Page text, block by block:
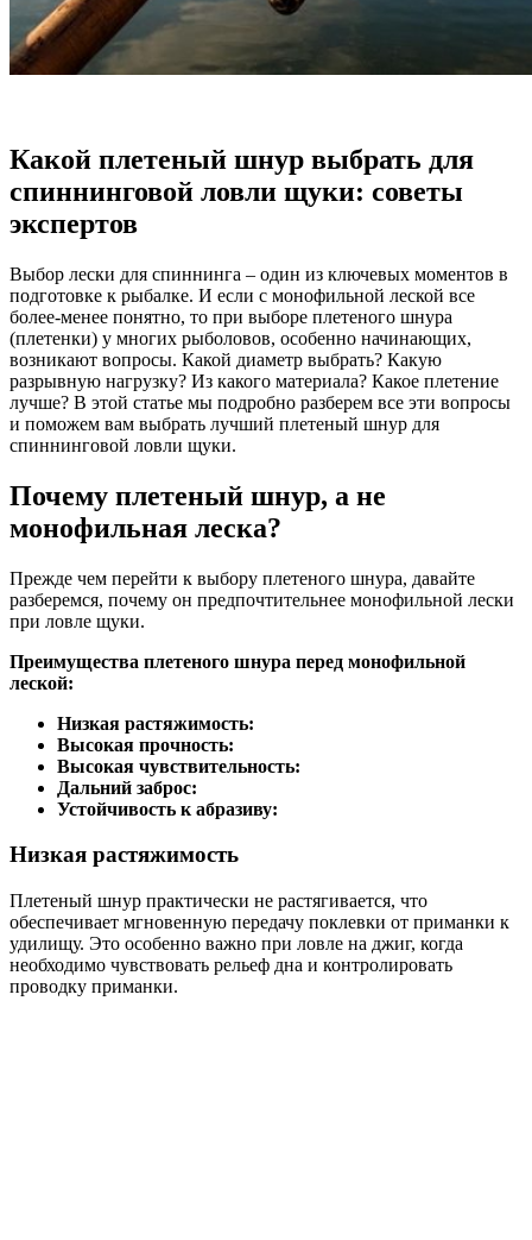
Какой плетеный шнур выбрать для
спиннинговой ловли щуки: советы
экспертов
Выбор лески для спиннинга – один из ключевых моментов в
подготовке к рыбалке. И если с монофильной леской все
более-менее понятно, то при выборе плетеного шнура
(плетенки) у многих рыболовов, особенно начинающих,
возникают вопросы. Какой диаметр выбрать? Какую
разрывную нагрузку? Из какого материала? Какое плетение
лучше? В этой статье мы подробно разберем все эти вопросы
и поможем вам выбрать лучший плетеный шнур для
спиннинговой ловли щуки.
Почему плетеный шнур, а не
монофильная леска?
Прежде чем перейти к выбору плетеного шнура, давайте
разберемся, почему он предпочтительнее монофильной лески
при ловле щуки.
Преимущества плетеного шнура перед монофильной
леской:
Низкая растяжимость:
Высокая прочность:
Высокая чувствительность:
Дальний заброс:
Устойчивость к абразиву:
Низкая растяжимость
Плетеный шнур практически не растягивается, что
обеспечивает мгновенную передачу поклевки от приманки к
удилищу. Это особенно важно при ловле на джиг, когда
необходимо чувствовать рельеф дна и контролировать
проводку приманки.